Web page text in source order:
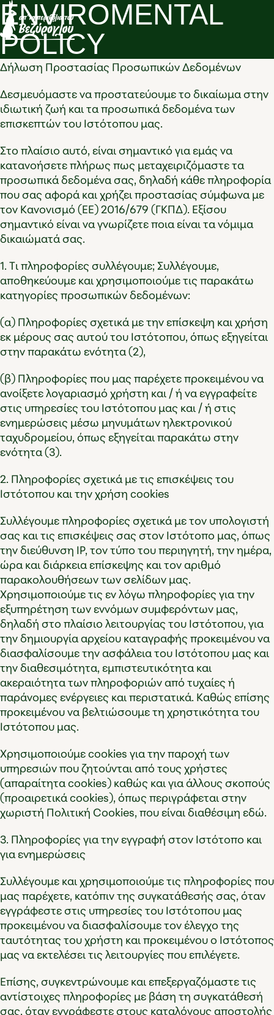
ENVIROMENTAL
POLICY
Δήλωση Προστασίας Προσωπικών Δεδομένων
Δεσμευόμαστε να προστατεύουμε το δικαίωμα στην
ιδιωτική ζωή και τα προσωπικά δεδομένα των
επισκεπτών του Ιστότοπου μας.
Στο πλαίσιο αυτό, είναι σημαντικό για εμάς να
κατανοήσετε πλήρως πως μεταχειριζόμαστε τα
προσωπικά δεδομένα σας, δηλαδή κάθε πληροφορία
που σας αφορά και χρήζει προστασίας σύμφωνα με
τον Κανονισμό (ΕΕ) 2016/679 (ΓΚΠΔ). Εξίσου
σημαντικό είναι να γνωρίζετε ποια είναι τα νόμιμα
δικαιώματά σας.
1. Τι πληροφορίες συλλέγουμε; Συλλέγουμε,
αποθηκεύουμε και χρησιμοποιούμε τις παρακάτω
κατηγορίες προσωπικών δεδομένων:
(α) Πληροφορίες σχετικά με την επίσκεψη και χρήση
εκ μέρους σας αυτού του Ιστότοπου, όπως εξηγείται
στην παρακάτω ενότητα (2),
(β) Πληροφορίες που μας παρέχετε προκειμένου να
ανοίξετε λογαριασμό χρήστη και / ή να εγγραφείτε
στις υπηρεσίες του Ιστότοπου μας και / ή στις
ενημερώσεις μέσω μηνυμάτων ηλεκτρονικού
ταχυδρομείου, όπως εξηγείται παρακάτω στην
ενότητα (3).
2. Πληροφορίες σχετικά με τις επισκέψεις του
Ιστότοπου και την χρήση cookies
Συλλέγουμε πληροφορίες σχετικά με τον υπολογιστή
σας και τις επισκέψεις σας στον Ιστότοπο μας, όπως
την διεύθυνση IP, τον τύπο του περιηγητή, την ημέρα,
ώρα και διάρκεια επίσκεψης και τον αριθμό
παρακολουθήσεων των σελίδων μας.
Χρησιμοποιούμε τις εν λόγω πληροφορίες για την
εξυπηρέτηση των εννόμων συμφερόντων μας,
δηλαδή στο πλαίσιο λειτουργίας του Ιστότοπου, για
την δημιουργία αρχείου καταγραφής προκειμένου να
διασφαλίσουμε την ασφάλεια του Ιστότοπου μας και
την διαθεσιμότητα, εμπιστευτικότητα και
ακεραιότητα των πληροφοριών από τυχαίες ή
παράνομες ενέργειες και περιστατικά. Καθώς επίσης
προκειμένου να βελτιώσουμε τη χρηστικότητα του
Ιστότοπου μας.
Χρησιμοποιούμε cookies για την παροχή των
υπηρεσιών που ζητούνται από τους χρήστες
(απαραίτητα cookies) καθώς και για άλλους σκοπούς
(προαιρετικά cookies), όπως περιγράφεται στην
χωριστή Πολιτική Cookies, που είναι διαθέσιμηεδώ.
3. Πληροφορίες για την εγγραφή στον Ιστότοπο και
για ενημερώσεις
Συλλέγουμε και χρησιμοποιούμε τις πληροφορίες που
μας παρέχετε, κατόπιν της συγκατάθεσής σας, όταν
εγγράφεστε στις υπηρεσίες του Ιστότοπου μας
προκειμένου να διασφαλίσουμε τον έλεγχο της
ταυτότητας του χρήστη και προκειμένου ο Ιστότοπος
μας να εκτελέσει τις λειτουργίες που επιλέγετε.
Επίσης, συγκεντρώνουμε και επεξεργαζόμαστε τις
αντίστοιχες πληροφορίες με βάση τη συγκατάθεσή
σας, όταν εγγράφεστε στους καταλόγους αποστολής